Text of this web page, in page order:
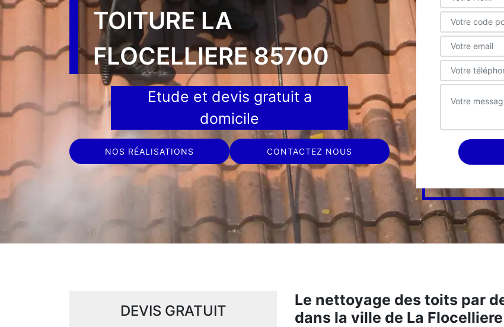
TOITURE LA
FLOCELLIERE 85700
Etude et devis gratuit a
domicile
NOS RÉALISATIONS CONTACTEZ NOUS
DEVIS GRATUIT
Le nettoyage des toits par
dans la ville de La